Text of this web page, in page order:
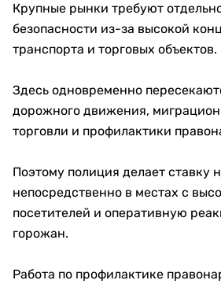
Крупные рынки требуют
безопасности из-за высокой
транспорта и торговых объектов.
Здесь одновременно
дорожного движения,
торговли и профилактики
Поэтому полиция делает ставку
непосредственно в местах с
посетителей и оперативную
горожан.
Работа по профилактике